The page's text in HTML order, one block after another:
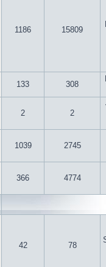
1186 15809
133 308
2 2
1039 2745
366 4774
42 78